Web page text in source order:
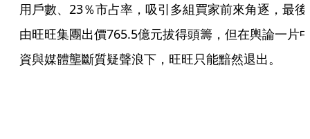
用戶數、23％市占率，吸引多組買家前來角逐，最後
由旺旺集團出價765.5億元拔得頭籌，但在輿論一片
資與媒體壟斷質疑聲浪下，旺旺只能黯然退出。